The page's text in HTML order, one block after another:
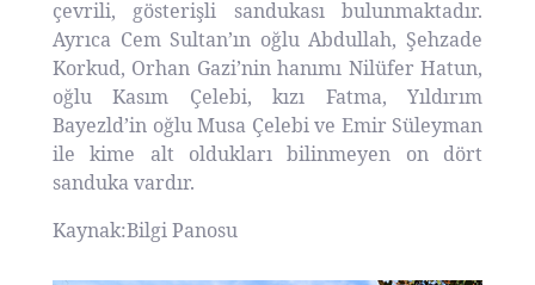
çevrili, gösterişli sandukası bulunmaktadır.
Ayrıca Cem Sultan’ın oğlu Abdullah, Şehzade
Korkud, Orhan Gazi’nin hanımı Nilüfer Hatun,
oğlu Kasım Çelebi, kızı Fatma, Yıldırım
Bayezld’in oğlu Musa Çelebi ve Emir Süleyman
ile kime alt oldukları bilinmeyen on dört
sanduka vardır.
Kaynak:Bilgi Panosu